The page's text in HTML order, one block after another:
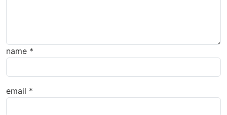
name *
email *